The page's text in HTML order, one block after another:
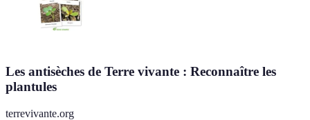
Les antisèches de Terre vivante : Reconnaître les
plantules
terrevivante.org